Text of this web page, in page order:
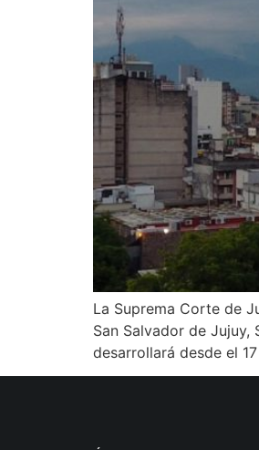
La Suprema Corte de
San Salvador de
desarrollará desde el